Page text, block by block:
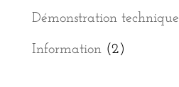
Démonstration technique
Information(2)